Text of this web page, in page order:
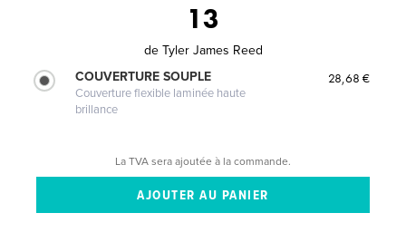
13
de Tyler James Reed
COUVERTURE SOUPLE
Couverture flexible laminée haute
brillance
28,68 €
La TVA sera ajoutée à la commande.